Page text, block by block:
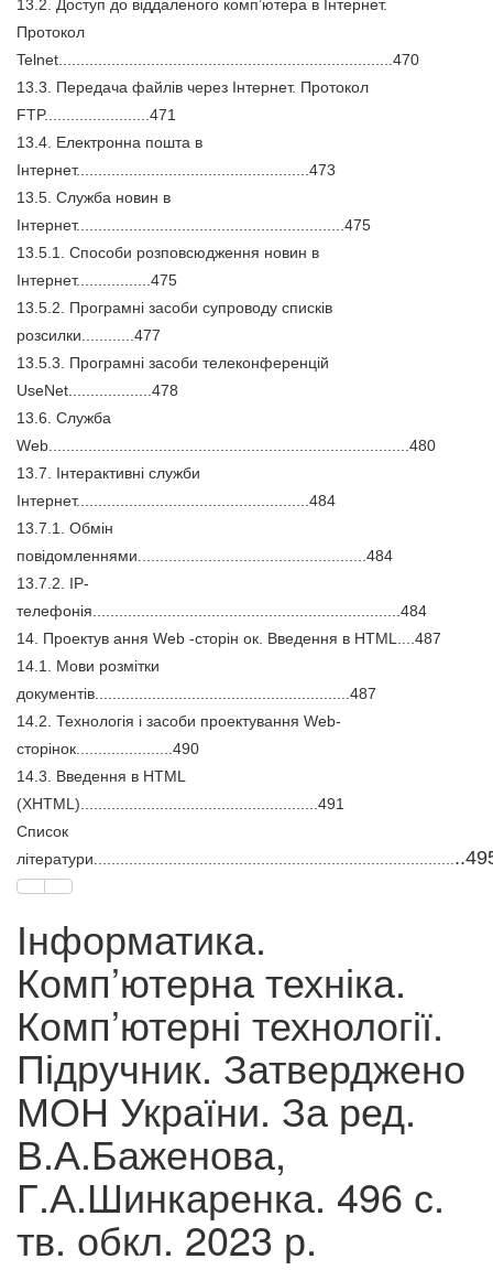
13.2. Доступ до віддаленого комп’ютера в Інтернет.
Протокол
Telnet............................................................................470
13.3. Передача файлів через Інтернет. Протокол
FTP........................471
13.4. Електронна пошта в
Інтернет.....................................................473
13.5. Служба новин в
Інтернет.............................................................475
13.5.1. Способи розповсюдження новин в
Інтернет.................475
13.5.2. Програмні засоби супроводу списків
розсилки............477
13.5.3. Програмні засоби телеконференцій
UseNet...................478
13.6. Служба
Web..................................................................................480
13.7. Інтерактивні служби
Інтернет.....................................................484
13.7.1. Обмін
повідомленнями....................................................484
13.7.2. IP-
телефонія......................................................................484
14. Проектув ання Web -сторін ок. Введення в HTML....487
14.1. Мови розмітки
документів..........................................................487
14.2. Технологія і засоби проектування Web-
сторінок......................490
14.3. Введення в HTML
(XHTML)......................................................491
Список
літератури..................................................................................
Інформатика.
Комп’ютерна техніка.
Комп’ютерні технології.
Підручник. Затверджено
МОН України. За ред.
В.А.Баженова,
Г.А.Шинкаренка. 496 с.
тв. обкл. 2023 р.